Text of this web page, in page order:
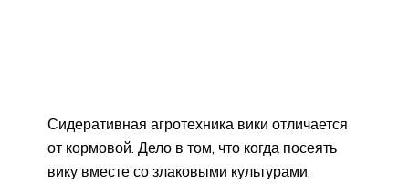
Сидеративная агротехника вики отличается
от кормовой. Дело в том, что когда посеять
вику вместе со злаковыми культурами,